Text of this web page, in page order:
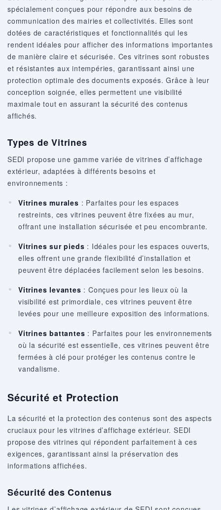
spécialement conçues pour répondre aux besoins de
communication des mairies et collectivités. Elles sont
dotées de caractéristiques et fonctionnalités qui les
rendent idéales pour afficher des informations importantes
de manière claire et sécurisée. Ces vitrines sont robustes
et résistantes aux intempéries, garantissant ainsi une
protection optimale des documents exposés. Grâce à leur
conception soignée, elles permettent une visibilité
maximale tout en assurant la sécurité des contenus
affichés.
Types de Vitrines
SEDI propose une gamme variée de vitrines d’affichage
extérieur, adaptées à différents besoins et
environnements :
Vitrines murales : Parfaites pour les espaces
restreints, ces vitrines peuvent être fixées au mur,
offrant une installation sécurisée et peu encombrante.
Vitrines sur pieds : Idéales pour les espaces ouverts,
elles offrent une grande flexibilité d’installation et
peuvent être déplacées facilement selon les besoins.
Vitrines levantes : Conçues pour les lieux où la
visibilité est primordiale, ces vitrines peuvent être
levées pour une meilleure exposition des informations.
Vitrines battantes : Parfaites pour les environnements
où la sécurité est essentielle, ces vitrines peuvent être
fermées à clé pour protéger les contenus contre le
vandalisme.
Sécurité et Protection
La sécurité et la protection des contenus sont des aspects
cruciaux pour les vitrines d’affichage extérieur. SEDI
propose des vitrines qui répondent parfaitement à ces
exigences, garantissant ainsi la préservation des
informations affichées.
Sécurité des Contenus